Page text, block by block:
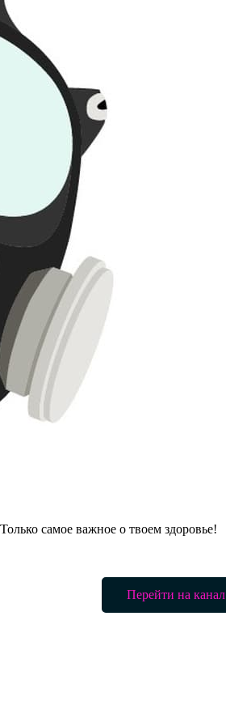
самое важное о твоем здоровье!
Перейти на канал